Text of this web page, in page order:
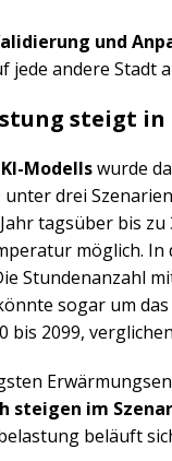
und
jede andere Stadt
steigt
Modellswurde
unter drei
tagsüber bis
möglich. In
Stundenanzahl
sogar um
bis 2099,
steigen im
beläuft